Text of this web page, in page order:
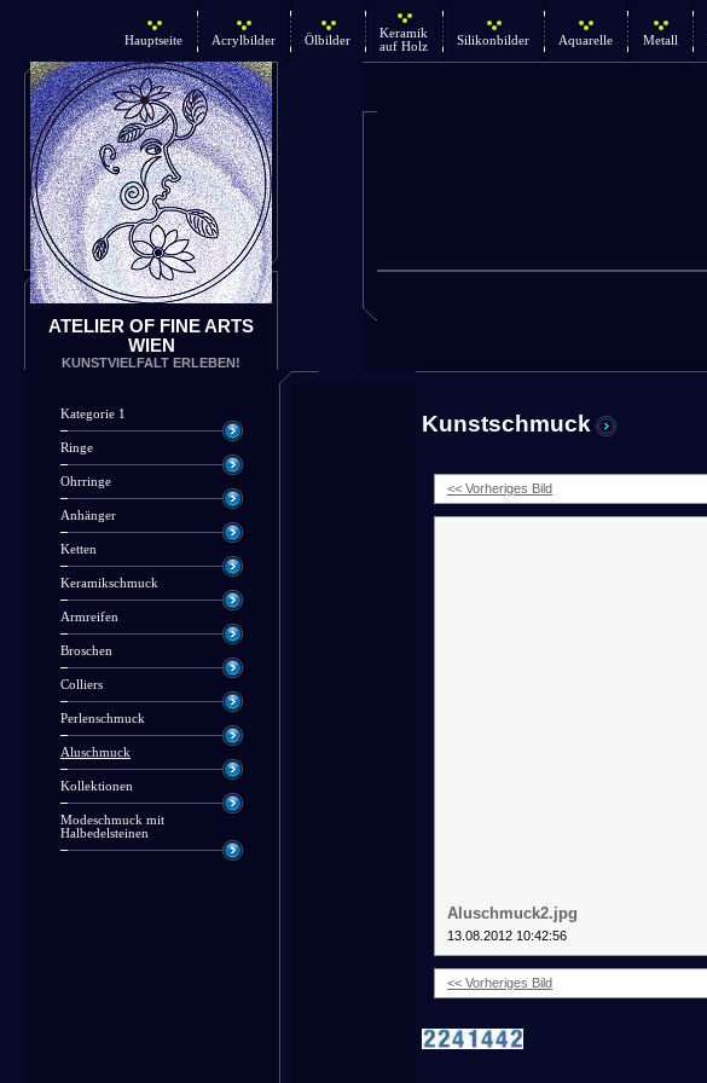
Hauptseite Acrylbilder Ölbilder
Keramik
auf Holz
Silikonbilder Aquarelle Metall
ATELIER OF FINE ARTS
WIEN
KUNSTVIELFALT ERLEBEN!
Kategorie 1
Ringe
Ohrringe
Anhänger
Ketten
Keramikschmuck
Armreifen
Broschen
Colliers
Perlenschmuck
Aluschmuck
Kollektionen
Modeschmuck mit
Halbedelsteinen
Kunstschmuck
<< Vorheriges Bild
Aluschmuck2.jpg
13.08.2012 10:42:56
<< Vorheriges Bild